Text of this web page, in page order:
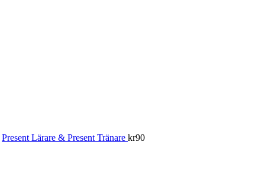
Present Lärare & Present Tränare kr90